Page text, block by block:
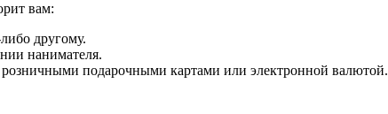
вам:
другому.
нанимателя.
подарочными картами или электронной валютой.